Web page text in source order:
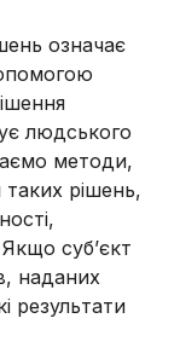
означає
людського
методи,
рішень,
суб’єкт
наданих
результати